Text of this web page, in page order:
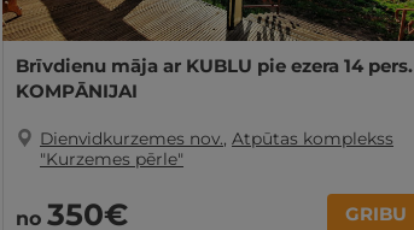
Brīvdienu māja ar KUBLU pie ezera 14 pers.
KOMPĀNIJAI
Dienvidkurzemes nov., Atpūtas komplekss
"Kurzemes pērle"
no 350€ GRIBU